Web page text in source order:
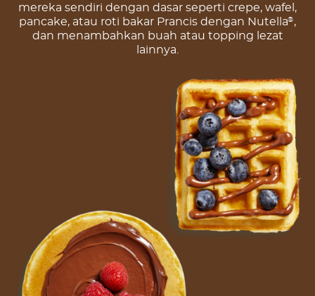
mereka sendiri dengan dasar seperti crepe, wafel,
pancake, atau roti bakar Prancis dengan Nutella® ,
dan menambahkan buah atau topping lezat
lainnya.